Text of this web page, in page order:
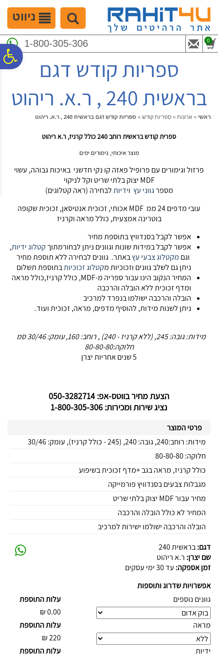
נגישות
המרכזי
ניווט
1-800-305-306 0
ספריות קודש דגם
בראשית 240 , ר.א. ריהוט
ראשי > ארונות > ספריות קודש > ספריות קודש דגם בראשית 240 , ר.א. ריהוט
ספרית קודש בראשית רוחב 240 כולל קרניז, ר.א ריהוט
מוצר איכותי, גימורים יפים
פרזול וגימורים עם פרופיל פאזה קו נקי חדשני באיכות גבוהה, עשוי
MDF יצוק בלתי שריט וקל לניקוי
מספרגווני עץ וידיותלבחירה (ראה קטלוגים)
עובי מדפים 24 ממ MDF אכותי, זכוכית אנטיסאן, זכוכית שקופה
בוטרינה אמצעית, כולל מראה וקרניז
אפשר לקבל בסנדוויץ בתוספת מחיר
אפשר לקבל במידות שונות וגוונים ניתן לבחורמתוךקטלוג ידיות,
וגם מקטלוג צבעי עץבאתר. גוונים לבחירה ללא תוספת מחיר
ניתן גם לשלב גוונים וזכוכיות מקטלוג זכוכיותבתוספת תשלום
המחיר הנקוב הינו עבור ספריה מ-MDF, כולל קרניז,כולל מראה
ומדף זכוכית ללא הובלה והרכבה
הובלה והרכבה ישולמו בנפרד למרכיב
ניתן לשנות מידות, להוסיף מדפים, מראה, זכוכית ועוד.
מידות: גובה: 245, (ללא קרניז - 240) , רוחב: 160, עומק: 30/46 סמ
חלוקה:80-80-80
5 שנים אחריות יצרן
הצעת מחיר בווטס-אפ: 050-3282714
נציג שירות ומכירות: 1-800-305-306
פרטי המוצר
מידות: רוחב:240, גובה: 240, (245 - כולל קרניז), עומק: 30/46
חלוקה: 80-80-80
כולל קרניז, מראה בגב +מדף זכוכית בשיפוע
מגבלות צבעים בסנדוויץ פורמייקה
מחיר עבור MDF יצוק בלתי שריט
המחיר לא כולל הובלה והרכבה
הובלה והרכבה ישולמו ישירות למרכיב
דגם:בראשית 240
שם יצרן: ר.א ריהוט
זמן אספקה: עד 30 ימי עסקים
אפשרויות שדרוג ותוספות
גוונים נוספים
עלות התוספת
0.00
₪
מראה
עלות התוספת
220
₪
ידיות
עלות התוספת